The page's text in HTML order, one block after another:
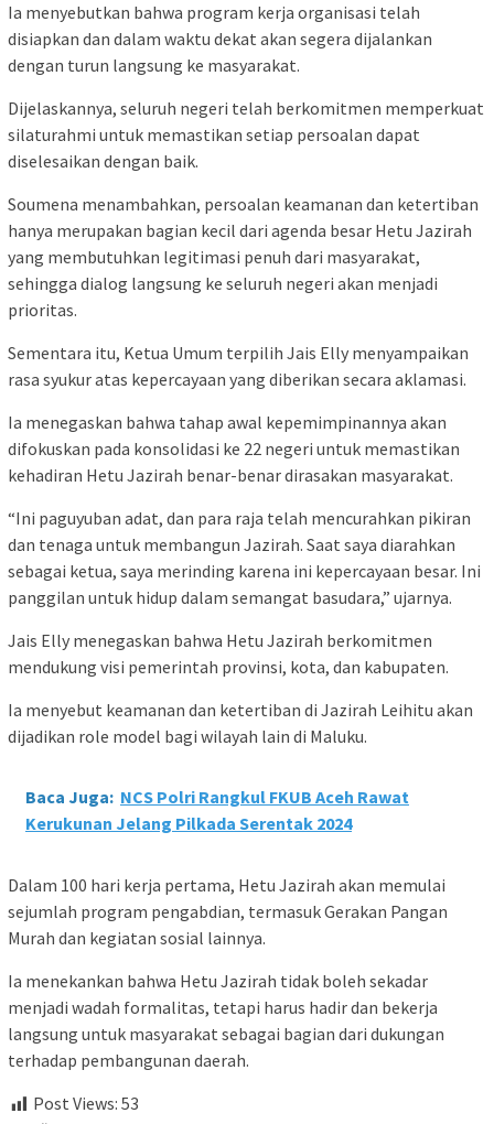
Ia menyebutkan bahwa program kerja organisasi telah
disiapkan dan dalam waktu dekat akan segera dijalankan
dengan turun langsung ke masyarakat.
Dijelaskannya, seluruh negeri telah berkomitmen memperkuat
silaturahmi untuk memastikan setiap persoalan dapat
diselesaikan dengan baik.
Soumena menambahkan, persoalan keamanan dan ketertiban
hanya merupakan bagian kecil dari agenda besar Hetu Jazirah
yang membutuhkan legitimasi penuh dari masyarakat,
sehingga dialog langsung ke seluruh negeri akan menjadi
prioritas.
Sementara itu, Ketua Umum terpilih Jais Elly menyampaikan
rasa syukur atas kepercayaan yang diberikan secara aklamasi.
Ia menegaskan bahwa tahap awal kepemimpinannya akan
difokuskan pada konsolidasi ke 22 negeri untuk memastikan
kehadiran Hetu Jazirah benar-benar dirasakan masyarakat.
“Ini paguyuban adat, dan para raja telah mencurahkan pikiran
dan tenaga untuk membangun Jazirah. Saat saya diarahkan
sebagai ketua, saya merinding karena ini kepercayaan besar. Ini
panggilan untuk hidup dalam semangat basudara,” ujarnya.
Jais Elly menegaskan bahwa Hetu Jazirah berkomitmen
mendukung visi pemerintah provinsi, kota, dan kabupaten.
Ia menyebut keamanan dan ketertiban di Jazirah Leihitu akan
dijadikan role model bagi wilayah lain di Maluku.
Baca Juga: NCS Polri Rangkul FKUB Aceh Rawat
Kerukunan Jelang Pilkada Serentak 2024
Dalam 100 hari kerja pertama, Hetu Jazirah akan memulai
sejumlah program pengabdian, termasuk Gerakan Pangan
Murah dan kegiatan sosial lainnya.
Ia menekankan bahwa Hetu Jazirah tidak boleh sekadar
menjadi wadah formalitas, tetapi harus hadir dan bekerja
langsung untuk masyarakat sebagai bagian dari dukungan
terhadap pembangunan daerah.
Post Views: 53